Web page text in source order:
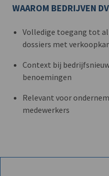
WAAROM BEDRIJVEN
Volledige toegang tot
dossiers met
Context bij
benoemingen
Relevant voor
medewerkers